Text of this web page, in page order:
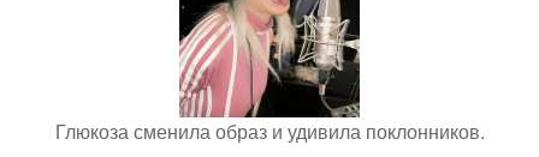
Глюкоза сменила образ и удивила поклонников.